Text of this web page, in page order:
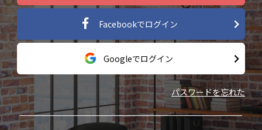
Facebookでログイン
Googleでログイン
パスワードを忘れた